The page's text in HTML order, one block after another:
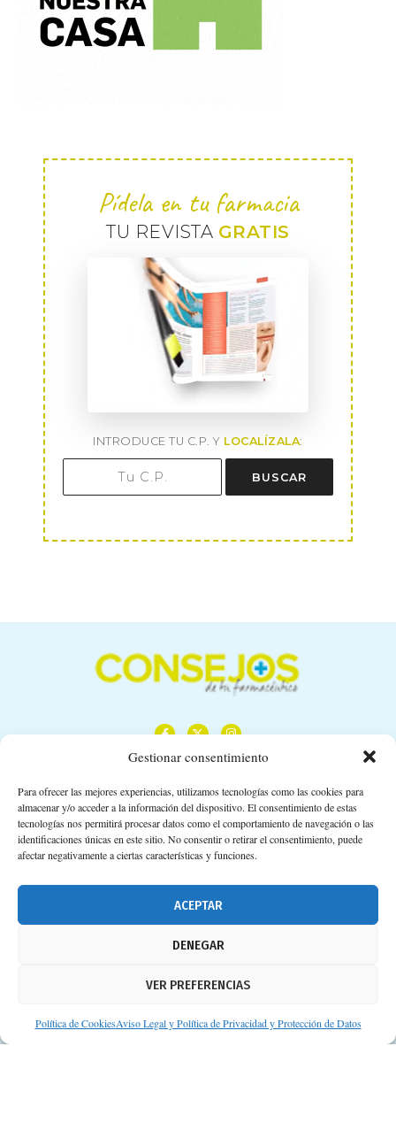
Gestionar consentimiento
Para ofrecer las mejores experiencias, utilizamos tecnologías como las cookies para
almacenar y/o acceder a la información del dispositivo. El consentimiento de estas
tecnologías nos permitirá procesar datos como el comportamiento de navegación o las
identificaciones únicas en este sitio. No consentir o retirar el consentimiento, puede
afectar negativamente a ciertas características y funciones.
ACEPTAR
DENEGAR
VER PREFERENCIAS
Política de CookiesAviso Legal y Política de Privacidad y Protección de Datos
Pídela en tu farmacia
TU REVISTA GRATIS
INTRODUCE TU C.P. Y LOCALÍZALA:
BUSCAR
Calle Camino de los Descubrimientos, 11,
Planta 3ª 41092 – Sevilla
674 02 62 03
Aviso legal
Protección de datos personales
Suscripción a Newsletter